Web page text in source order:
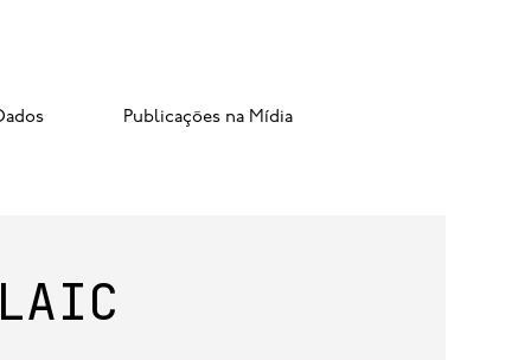
Publicações na Mídia